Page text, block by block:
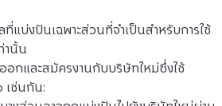
แบ่งปันเฉพาะส่วนที่จำเป็นสำหรับการใช้
านั้น
กและสมัครงานกับบริษัทใหม่ซึ่งใช้
เช่นกัน: